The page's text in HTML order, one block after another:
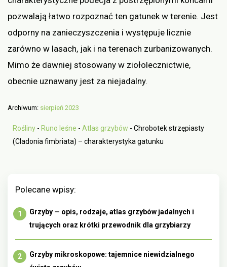
pozwalają łatwo rozpoznać ten gatunek w terenie. Jest
odporny na zanieczyszczenia i występuje licznie
zarówno w lasach, jak i na terenach zurbanizowanych.
Mimo że dawniej stosowany w ziołolecznictwie,
obecnie uznawany jest za niejadalny.
Archiwum: sierpień 2023
Rośliny - Runo leśne - Atlas grzybów - Chrobotek strzępiasty
(Cladonia fimbriata) – charakterystyka gatunku
Polecane wpisy:
Grzyby — opis, rodzaje, atlas grzybów jadalnych i
trujących oraz krótki przewodnik dla grzybiarzy
Grzyby mikroskopowe: tajemnice niewidzialnego